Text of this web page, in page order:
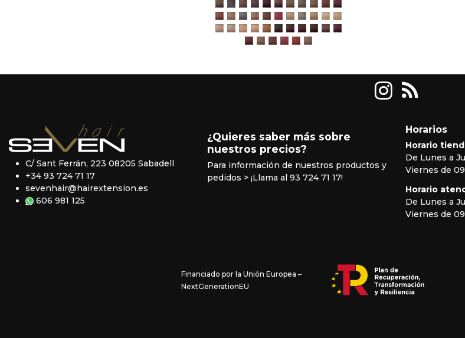
6.0 Biondo Scuro Naturale
6.1 Biondo Scuro Cenere
6.3 Biondo Scuro Dorato
6.34 Biondo Scuro Tabacco
5.6 Castano Chiaro Rosso
6.4 Biondo Scuro Rame
7.0 Biondo Naturale
7.1 Biondo Cenere
7.3 Biondo Dorato
7.34 Biondo Tabacco
6.6 Biondo Scuro Rosso
7.4 Biondo Rame
8.0 Biondo Chiaro Naturale
8.1 Biondo Chiaro Cenere
8.3 Biondo Chiaro Dorato
8.34 Biondo Chiaro Tabacco
7.6 Biondo Rosso
9.0 Biondo Chiarissimo Naturale
9.1 Biondo Chiarissimo Cenere
9.3 Biondo Chiarissimo Dorato
10.0 Biondo Chiarissimo Extra
900. Biondo Ultra Chiaro
901. Biondo Ultra Chiaro Cenere
902. Biondo Ultra Chiaro Irisé
904. Biondo Ultra Chiaro Rame
913. Biondo Ultra Chiaro Beige
8.4 Biondo Chiaro Rame
5.7 Castano Chiaro Nocciola
5.62 Castano Chiaro Rosso Irisé
5.64 Castano Chiaro Rosso Rame
5.76 Castano Chiaro Cioccolato
6.7 Biondo Scuro Nocciola
6.22 Biondo Scuro Viola
6.64 Biondo Scuro Rosso Rame
6.76 Biondo Scuro Cioccolato
7.7 Biondo Nocciola
7.62 Biondo Rosso Irisé
7.64 Biondo Rosso Rame
7.76 Biondo Cioccolato
C/ Sant Ferrán, 223 08205 Sabadell
+34 93 724 71 17
sevenhair@hairextension.es
606 981 125
¿Quieres saber más sobre
nuestros precios?
Para información de nuestros productos y
pedidos > ¡Llama al 93 724 71 17!
Horarios
Horario
De Lunes a
Viernes de
Horario
De Lunes a
Viernes de
Financiado por la Unión Europea –
NextGenerationEU